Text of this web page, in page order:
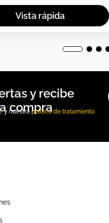
, y nuestra política de tratamiento